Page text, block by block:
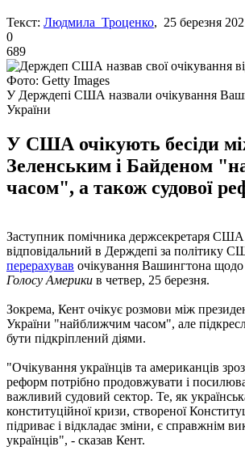
Текст: Людмила Троценко, 25 березня
0
689
Фото: Getty Images
У Держдепі США назвали очікування
України
У США очікують бесіди
Зеленським і Байденом
часом", а також судової
Заступник помічника держсекретаря
відповідальний в Держдепі за політику
перерахував очікування Вашингтона
Голосу Америки в четвер, 25 березня.
Зокрема, Кент очікує розмови між
України "найближчим часом", але
бути підкріплений діями.
"Очікування українців та американців
реформ потрібно продовжувати і
важливий судовий сектор. Те, як
конституційної кризи, створеної
підриває і відкладає зміни, є справжнім
українців", - сказав Кент.